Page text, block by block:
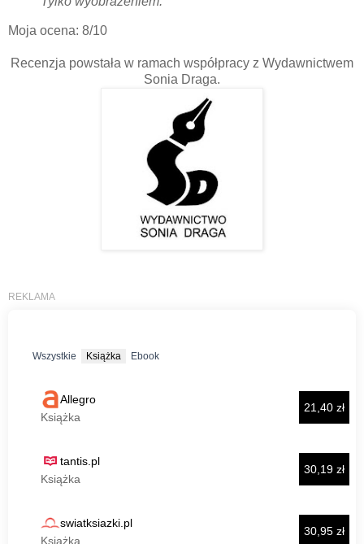
Moja ocena: 8/10
Recenzja powstała w ramach współpracy z Wydawnictwem
Sonia Draga.